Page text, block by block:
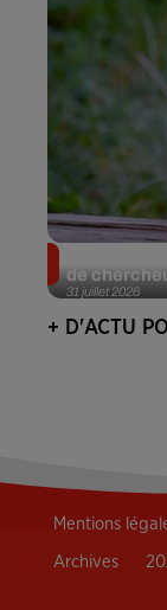
31 juillet 2026
de
+ D'ACTU
Mentions
Archives